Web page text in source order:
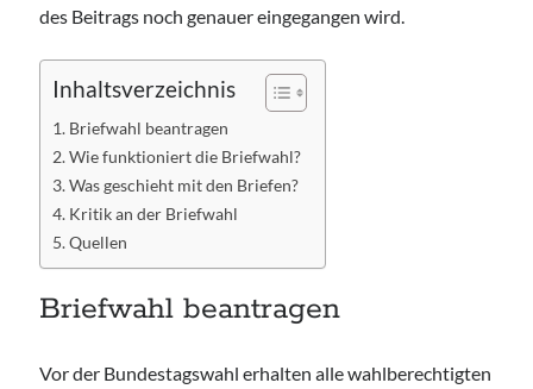
des Beitrags noch genauer eingegangen wird.
Inhaltsverzeichnis
Briefwahl beantragen
Wie funktioniert die Briefwahl?
Was geschieht mit den Briefen?
Kritik an der Briefwahl
Quellen
Briefwahl beantragen
Vor der Bundestagswahl erhalten alle wahlberechtigten